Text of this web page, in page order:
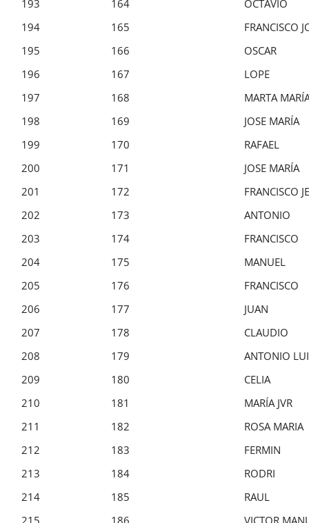
193 164
OCTAVIO
194
165
FRANCISCO
195
166
OSCAR
196
167
LOPE
197
168
MARTA
198
169
JOSE MARÍA
199
170
RAFAEL
200
171
JOSE MARÍA
201
172
FRANCISCO
202
173
ANTONIO
203
174
FRANCISCO
204
175
MANUEL
205
176
FRANCISCO
206
177
JUAN
207
178
CLAUDIO
208
179
ANTONIO
209
180
CELIA
210
181
MARÍA JVR
211
182
ROSA MARIA
212
183
FERMIN
213
184
RODRI
214
185
RAUL
215
186
VICTOR